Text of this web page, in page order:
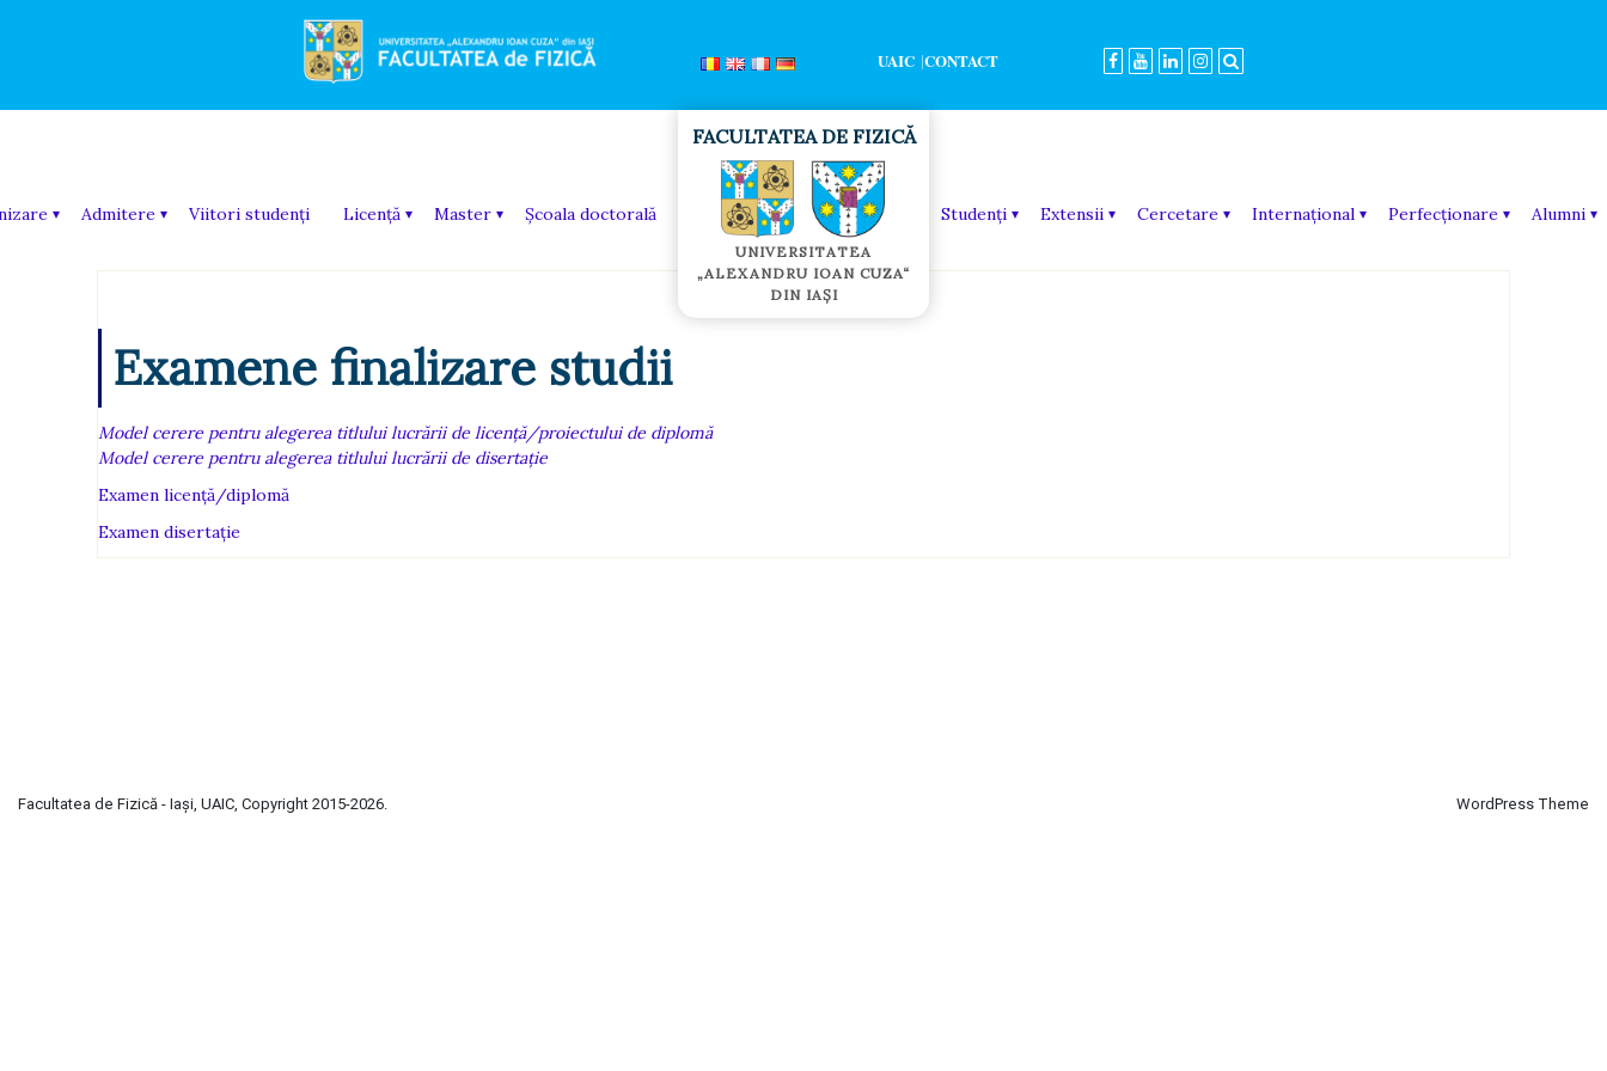
UAIC CONTACT
Admitere Viitori studenți Licență Master Școala doctorală Studenți Extensii Cercetare Internațional Perfecționare Alumni
Examene finalizare studii
Model cerere pentru alegerea titlului lucrării de licență/proiectului de diplomă
Model cerere pentru alegerea titlului lucrării de disertație
Examen licență/diplomă
Examen disertație
Facultatea de Fizică - Iași, UAIC, Copyright 2015-2026. WordPress Theme